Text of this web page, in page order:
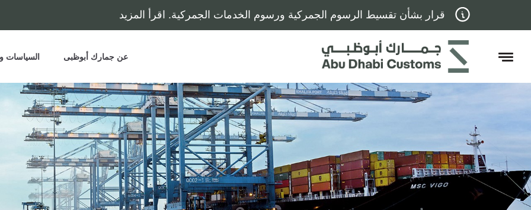
قرار بشأن تقسيط الرسوم الجمركية ورسوم الخدمات الجمركية. اقرأ المزيد
عن جمارك أبوظبى السياسات